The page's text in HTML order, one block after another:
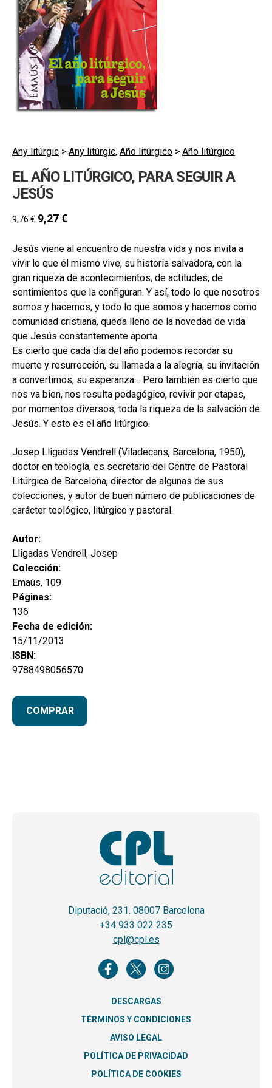
MI CUENTA
BUSCAR
CAT
ESP
Any litúrgic > Any litúrgic, Año litúrgico > Año litúrgico
EL AÑO LITÚRGICO, PARA SEGUIR A
JESÚS
9,76€ 9,27€
Jesús viene al encuentro de nuestra vida y nos invita a
vivir lo que él mismo vive, su historia salvadora, con la
gran riqueza de acontecimientos, de actitudes, de
sentimientos que la configuran. Y así, todo lo que nosotros
somos y hacemos, y todo lo que somos y hacemos como
comunidad cristiana, queda lleno de la novedad de vida
que Jesús constantemente aporta.
Es cierto que cada día del año podemos recordar su
muerte y resurrección, su llamada a la alegría, su invitación
a convertirnos, su esperanza… Pero también es cierto que
nos va bien, nos resulta pedagógico, revivir por etapas,
por momentos diversos, toda la riqueza de la salvación de
Jesús. Y esto es el año litúrgico.
Josep Lligadas Vendrell (Viladecans, Barcelona, 1950),
doctor en teología, es secretario del Centre de Pastoral
Litúrgica de Barcelona, director de algunas de sus
colecciones, y autor de buen número de publicaciones de
carácter teológico, litúrgico y pastoral.
Autor:
Lligadas Vendrell, Josep
Colección:
Emaús, 109
Páginas:
136
Fecha de edición:
15/11/2013
ISBN:
9788498056570
COMPRAR
Diputació, 231. 08007 Barcelona
+34 933 022 235
cpl@cpl.es
DESCARGAS
TÉRMINOS Y CONDICIONES
AVISO LEGAL
POLÍTICA DE PRIVACIDAD
POLÍTICA DE COOKIES